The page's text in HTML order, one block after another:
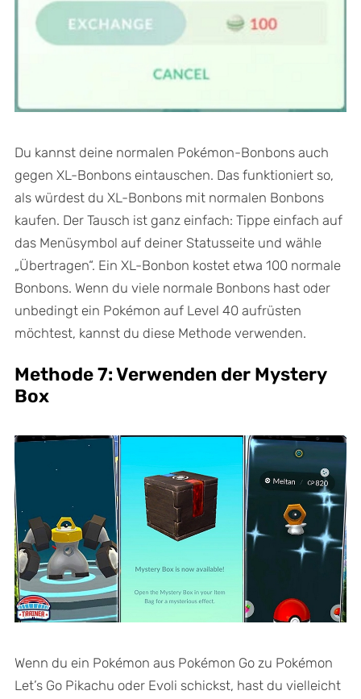
Du kannst deine normalen Pokémon-Bonbons auch
gegen XL-Bonbons eintauschen. Das funktioniert so,
als würdest du XL-Bonbons mit normalen Bonbons
kaufen. Der Tausch ist ganz einfach: Tippe einfach auf
das Menüsymbol auf deiner Statusseite und wähle
„Übertragen“. Ein XL-Bonbon kostet etwa 100 normale
Bonbons. Wenn du viele normale Bonbons hast oder
unbedingt ein Pokémon auf Level 40 aufrüsten
möchtest, kannst du diese Methode verwenden.
Methode 7: Verwenden der Mystery
Box
Wenn du ein Pokémon aus Pokémon Go zu Pokémon
Let’s Go Pikachu oder Evoli schickst, hast du vielleicht